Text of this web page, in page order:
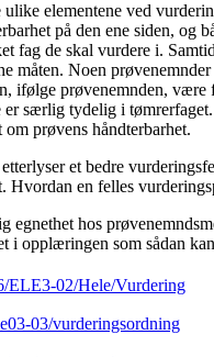
elementene ved
på den ene siden, og
fag de skal vurdere i.
måten. Noen
ifølge prøvenemnden, være
særlig tydelig i
prøvens håndterbarhet.
et bedre
Hvordan en felles
egnethet hos
i opplæringen som sådan
ELE3-02/Hele/Vurdering
03/vurderingsordning